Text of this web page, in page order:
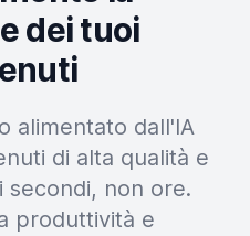
dei tuoi
alimentato dall'IA
di alta qualità e
secondi, non ore.
produttività e